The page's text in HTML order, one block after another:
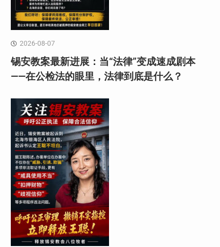
2026-08-07
锡安教案最新进展：当“法律”变成速成剧本
——在公检法的眼里，法律到底是什么？